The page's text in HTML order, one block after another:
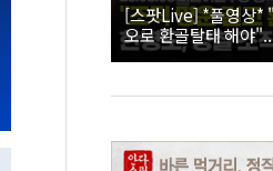
[스팟Live] *풀영상*
오로 환골탈태 해야
신 촉구한 한병도 |